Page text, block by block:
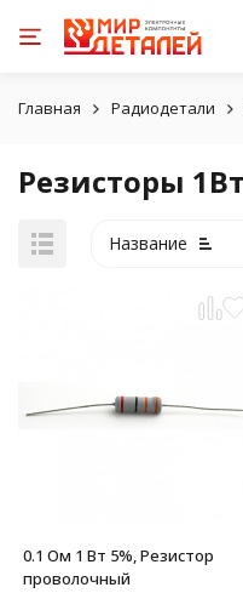
Главная Радиодетали
Резисторы 1Вт
Название
0.1 Ом 1 Вт 5%, Резистор
проволочный